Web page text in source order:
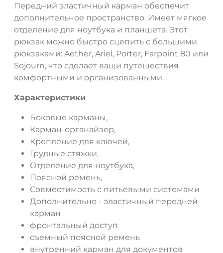
Передний эластичный карман обеспечит
дополнительное пространство. Имеет мягкое
отделение для ноутбука и планшета. Этот
рюкзак можно быстро сцепить с большими
рюкзаками: Aether, Ariel, Porter, Farpoint 80 или
Sojourn, что сделает ваши путешествия
комфортными и организованными.
Характеристики
Боковые карманы,
Карман-органайзер,
Крепление для ключей,
Грудные стяжки,
Отделение для ноутбука,
Поясной ремень,
Совместимость с питьевыми системами
Дополнительно - эластичный передней
карман
фронтальный доступ
съемный поясной ремень
внутренний карман для документов